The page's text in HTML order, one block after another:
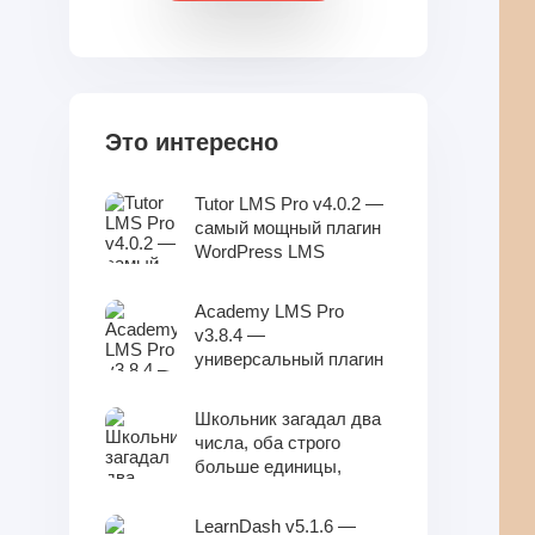
Это интересно
Tutor LMS Pro v4.0.2 —
самый мощный плагин
WordPress LMS
Academy LMS Pro
v3.8.4 —
универсальный плагин
Школьник загадал два
числа, оба строго
больше единицы,
LearnDash v5.1.6 —